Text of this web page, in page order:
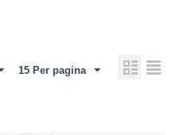
15 Per pagina